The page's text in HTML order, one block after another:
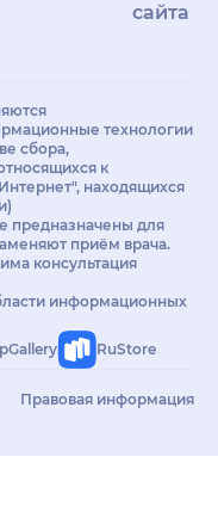
сайта
технологии
сбора,
к
находящихся
предназначены для
приём врача.
консультация
информационных
RuStore
Правовая информация